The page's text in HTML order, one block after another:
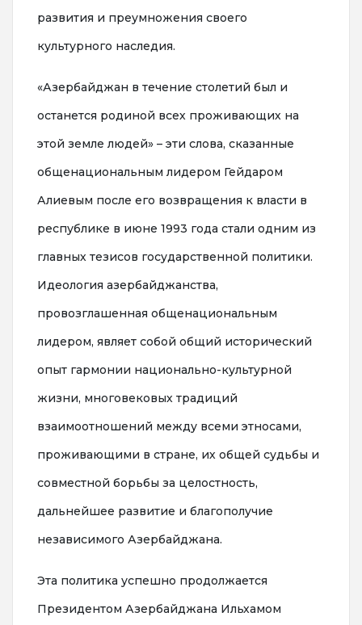
развития и преумножения своего
культурного наследия.
«Азербайджан в течение столетий был и
останется родиной всех проживающих на
этой земле людей» – эти слова, сказанные
общенациональным лидером Гейдаром
Алиевым после его возвращения к власти в
республике в июне 1993 года стали одним из
главных тезисов государственной политики.
Идеология азербайджанства,
провозглашенная общенациональным
лидером, являет собой общий исторический
опыт гармонии национально-культурной
жизни, многовековых традиций
взаимоотношений между всеми этносами,
проживающими в стране, их общей судьбы и
совместной борьбы за целостность,
дальнейшее развитие и благополучие
независимого Азербайджана.
Эта политика успешно продолжается
Президентом Азербайджана Ильхамом